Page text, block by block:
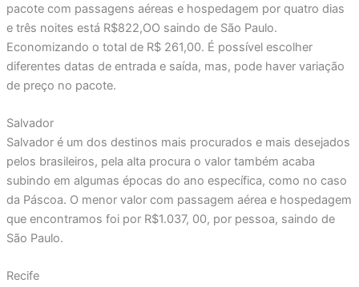
pacote com passagens aéreas e hospedagem por quatro dias
e três noites está R$822,OO saindo de São Paulo.
Economizando o total de R$ 261,00. É possível escolher
diferentes datas de entrada e saída, mas, pode haver variação
de preço no pacote.
Salvador
Salvador é um dos destinos mais procurados e mais desejados
pelos brasileiros, pela alta procura o valor também acaba
subindo em algumas épocas do ano específica, como no caso
da Páscoa. O menor valor com passagem aérea e hospedagem
que encontramos foi por R$1.037, 00, por pessoa, saindo de
São Paulo.
Recife